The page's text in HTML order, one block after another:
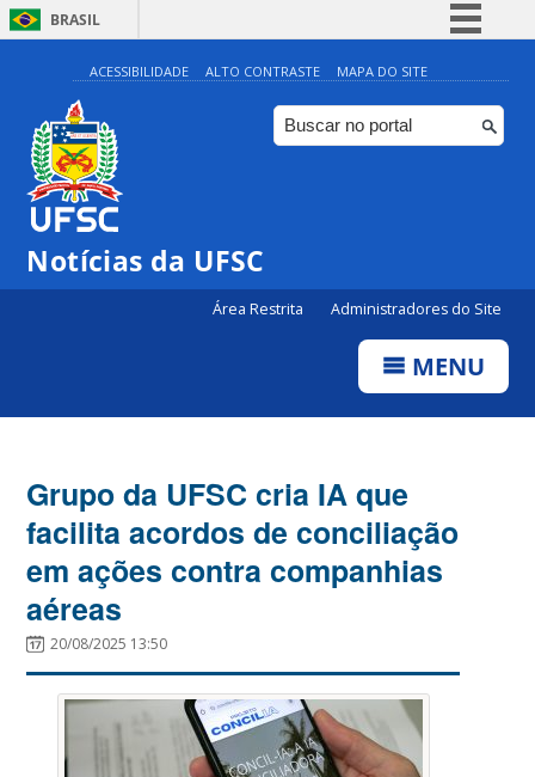
BRASIL
Simplifique!
Comunica BR
Participe
ACESSIBILIDADE ALTO CONTRASTE MAPA DO SITE
Notícias da UFSC
Área Restrita Administradores do Site
MENU
Grupo da UFSC cria IA que
facilita acordos de conciliação
em ações contra companhias
aéreas
20/08/2025 13:50